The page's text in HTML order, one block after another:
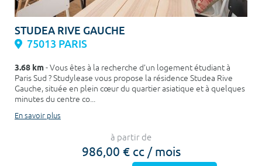
STUDEA RIVE GAUCHE
75013 PARIS
3.68 km- Vous êtes à la recherche d’un logement étudiant à
Paris Sud ? Studylease vous propose la résidence Studea Rive
Gauche, située en plein cœur du quartier asiatique et à quelques
minutes du centre co...
En savoir plus
à partir de
986,00 € cc / mois